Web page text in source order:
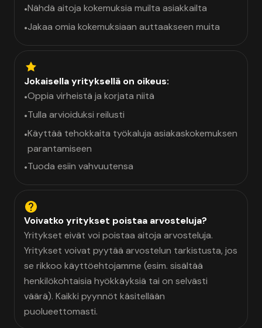
•Nähdä aitoja kokemuksia muilta asiakkailta
•Jakaa omia kokemuksiaan auttaakseen muita
Jokaisella yrityksellä on oikeus:
•Oppia virheistä ja korjata niitä
•Tulla arvioiduksi reilusti
•Käyttää tehokkaita työkaluja asiakaskokemuksen
parantamiseen
•Tuoda esiin vahvuutensa
Voivatko yritykset poistaa arvosteluja?
Yritykset eivät voi poistaa aitoja arvosteluja.
Yritykset voivat pyytää arvostelun tarkistusta, jos
se rikkoo käyttöehtojamme (esim. sisältää
henkilökohtaisia hyökkäyksiä tai on selvästi
väärä). Kaikki pyynnöt käsitellään
puolueettomasti.